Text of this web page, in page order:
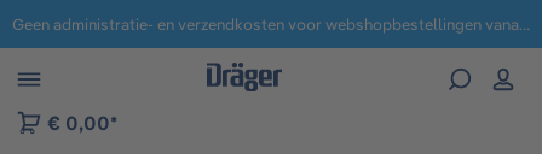
naar navigatie B2B-platform Geen administratie- en verzendkosten voor webshopbestellingen vanaf € 100,-.
€ 0,00*